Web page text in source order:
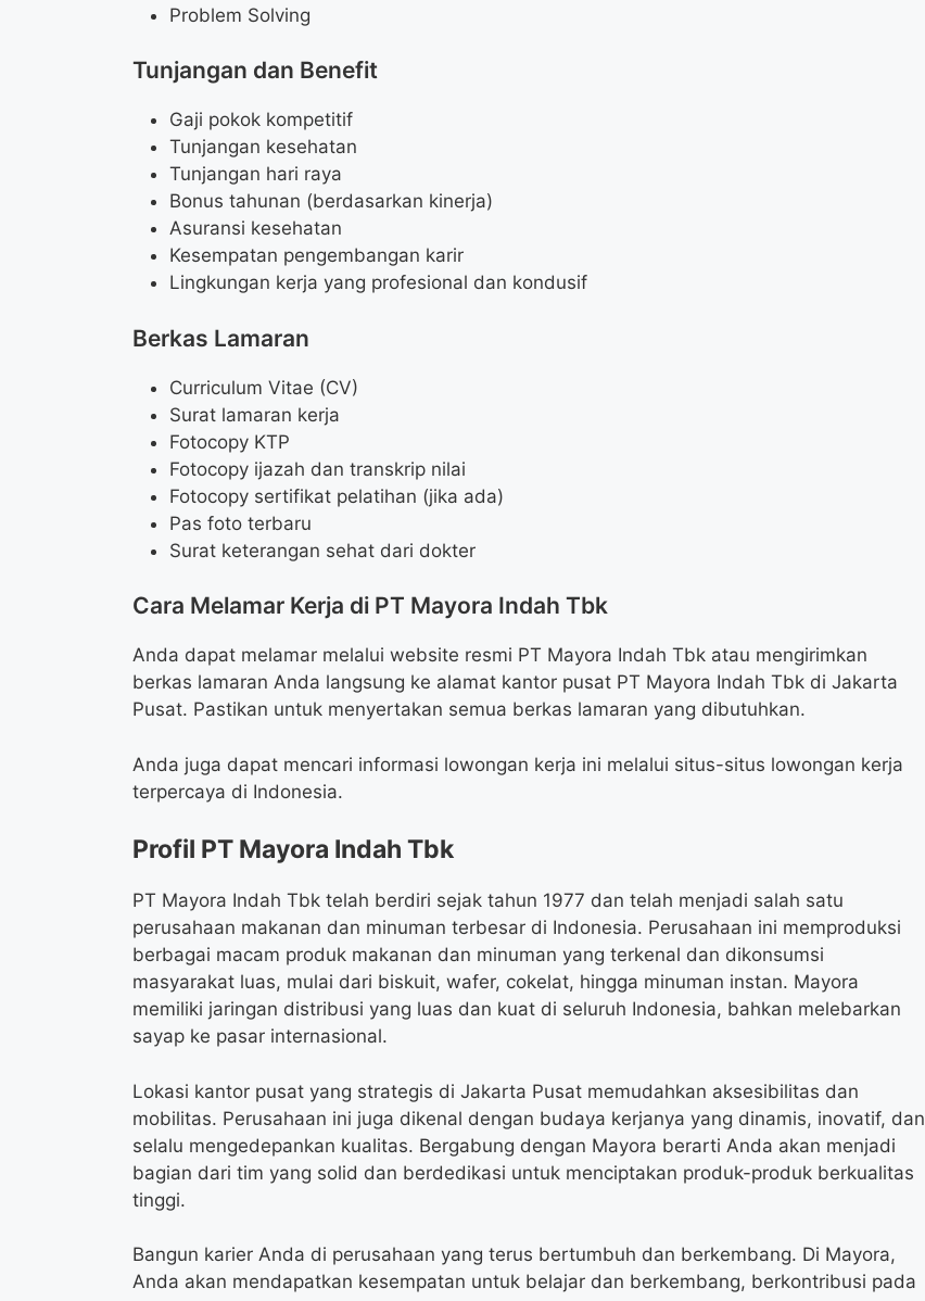
Problem Solving
Tunjangan dan Benefit
Gaji pokok kompetitif
Tunjangan kesehatan
Tunjangan hari raya
Bonus tahunan (berdasarkan kinerja)
Asuransi kesehatan
Kesempatan pengembangan karir
Lingkungan kerja yang profesional dan kondusif
Berkas Lamaran
Curriculum Vitae (CV)
Surat lamaran kerja
Fotocopy KTP
Fotocopy ijazah dan transkrip nilai
Fotocopy sertifikat pelatihan (jika ada)
Pas foto terbaru
Surat keterangan sehat dari dokter
Cara Melamar Kerja di PT Mayora Indah Tbk
Anda dapat melamar melalui website resmi PT Mayora Indah Tbk atau mengirimkan
berkas lamaran Anda langsung ke alamat kantor pusat PT Mayora Indah Tbk di Jakarta
Pusat. Pastikan untuk menyertakan semua berkas lamaran yang dibutuhkan.
Anda juga dapat mencari informasi lowongan kerja ini melalui situs-situs lowongan kerja
terpercaya di Indonesia.
Profil PT Mayora Indah Tbk
PT Mayora Indah Tbk telah berdiri sejak tahun 1977 dan telah menjadi salah satu
perusahaan makanan dan minuman terbesar di Indonesia. Perusahaan ini memproduksi
berbagai macam produk makanan dan minuman yang terkenal dan dikonsumsi
masyarakat luas, mulai dari biskuit, wafer, cokelat, hingga minuman instan. Mayora
memiliki jaringan distribusi yang luas dan kuat di seluruh Indonesia, bahkan melebarkan
sayap ke pasar internasional.
Lokasi kantor pusat yang strategis di Jakarta Pusat memudahkan aksesibilitas dan
mobilitas. Perusahaan ini juga dikenal dengan budaya kerjanya yang dinamis, inovatif, dan
selalu mengedepankan kualitas. Bergabung dengan Mayora berarti Anda akan menjadi
bagian dari tim yang solid dan berdedikasi untuk menciptakan produk-produk berkualitas
tinggi.
Bangun karier Anda di perusahaan yang terus bertumbuh dan berkembang. Di Mayora,
Anda akan mendapatkan kesempatan untuk belajar dan berkembang, berkontribusi pada